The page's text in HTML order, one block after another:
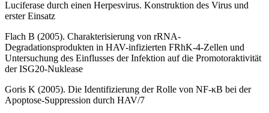
Luciferase durch einen Herpesvirus. Konstruktion des Virus und
erster Einsatz
Flach B (2005). Charakterisierung von rRNA-
Degradationsprodukten in HAV-infizierten FRhK-4-Zellen und
Untersuchung des Einflusses der Infektion auf die Promotoraktivität
der ISG20-Nuklease
Goris K (2005). Die Identifizierung der Rolle von NF-κB bei der
Apoptose-Suppression durch HAV/7